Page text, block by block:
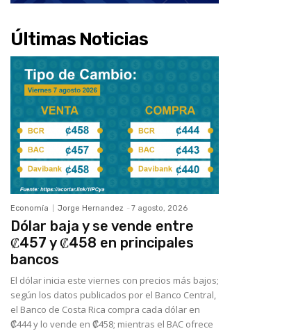
Últimas Noticias
Economía Jorge Hernandez - 7 agosto, 2026
Dólar baja y se vende entre
₡457 y ₡458 en principales
bancos
El dólar inicia este viernes con precios más bajos;
según los datos publicados por el Banco Central,
el Banco de Costa Rica compra cada dólar en
₡444 y lo vende en ₡458; mientras el BAC ofrece